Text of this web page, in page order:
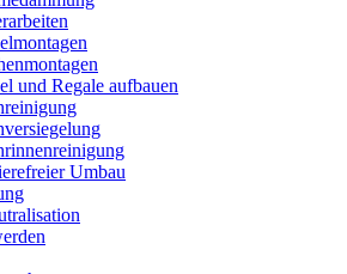
und Regale aufbauen
Umbau